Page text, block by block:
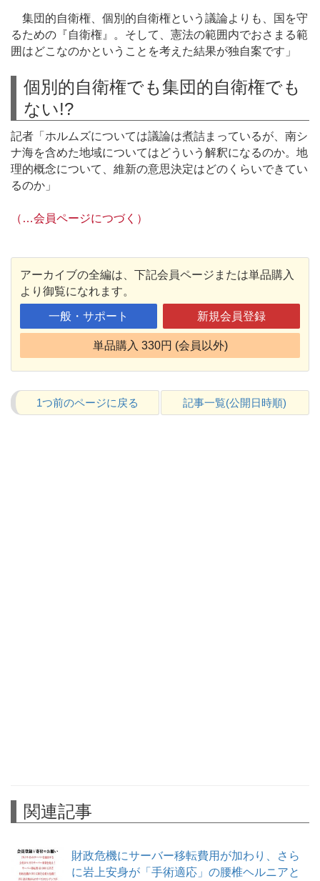
集団的自衛権、個別的自衛権という議論よりも、国を守
るための『自衛権』。そして、憲法の範囲内でおさまる範
囲はどこなのかということを考えた結果が独自案です」
個別的自衛権でも集団的自衛権でも
ない!?
記者「ホルムズについては議論は煮詰まっているが、南シ
ナ海を含めた地域についてはどういう解釈になるのか。地
理的概念について、維新の意思決定はどのくらいできてい
るのか」
（…会員ページにつづく）
アーカイブの全編は、下記会員ページまたは単品購入
より御覧になれます。
一般・サポート 新規会員登録
単品購入 330円 (会員以外)
1つ前のページに戻る 記事一覧(公開日時順)
関連記事
財政危機にサーバー移転費用が加わり、さら
に岩上安身が「手術適応」の腰椎ヘルニアと